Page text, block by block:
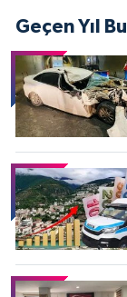
Geçen Yıl